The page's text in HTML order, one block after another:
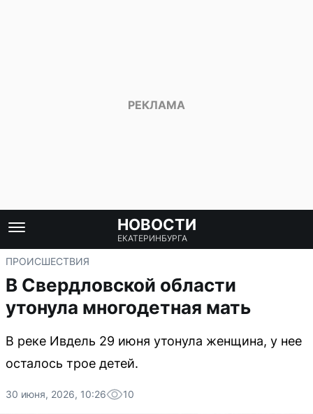
НОВОСТИ
ЕКАТЕРИНБУРГА
ПРОИСШЕСТВИЯ
В Свердловской области
утонула многодетная мать
В реке Ивдель 29 июня утонула женщина, у нее
осталось трое детей.
30 июня, 2026, 10:26 10